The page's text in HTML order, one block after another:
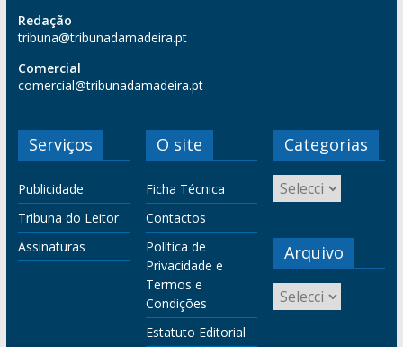
Redação
tribuna@tribunadamadeira.pt
Comercial
comercial@tribunadamadeira.pt
Serviços
Publicidade
Tribuna do Leitor
Assinaturas
O site
Ficha Técnica
Contactos
Política de
Privacidade e
Termos e
Condições
Estatuto Editorial
Categorias
Arquivo